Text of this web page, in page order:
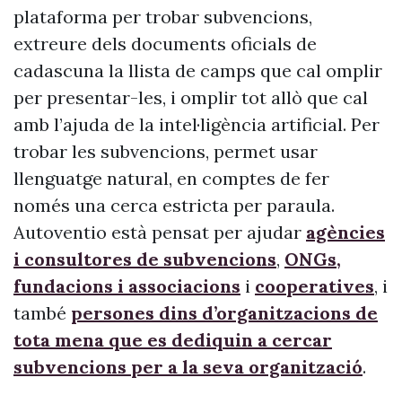
plataforma per trobar subvencions,
extreure dels documents oficials de
cadascuna la llista de camps que cal omplir
per presentar-les, i omplir tot allò que cal
amb l’ajuda de la intel·ligència artificial. Per
trobar les subvencions, permet usar
llenguatge natural, en comptes de fer
només una cerca estricta per paraula.
Autoventio està pensat per ajudar agències
i consultores de subvencions, ONGs,
fundacions i associacions i cooperatives, i
també persones dins d’organitzacions de
tota mena que es dediquin a cercar
subvencions per a la seva organització.